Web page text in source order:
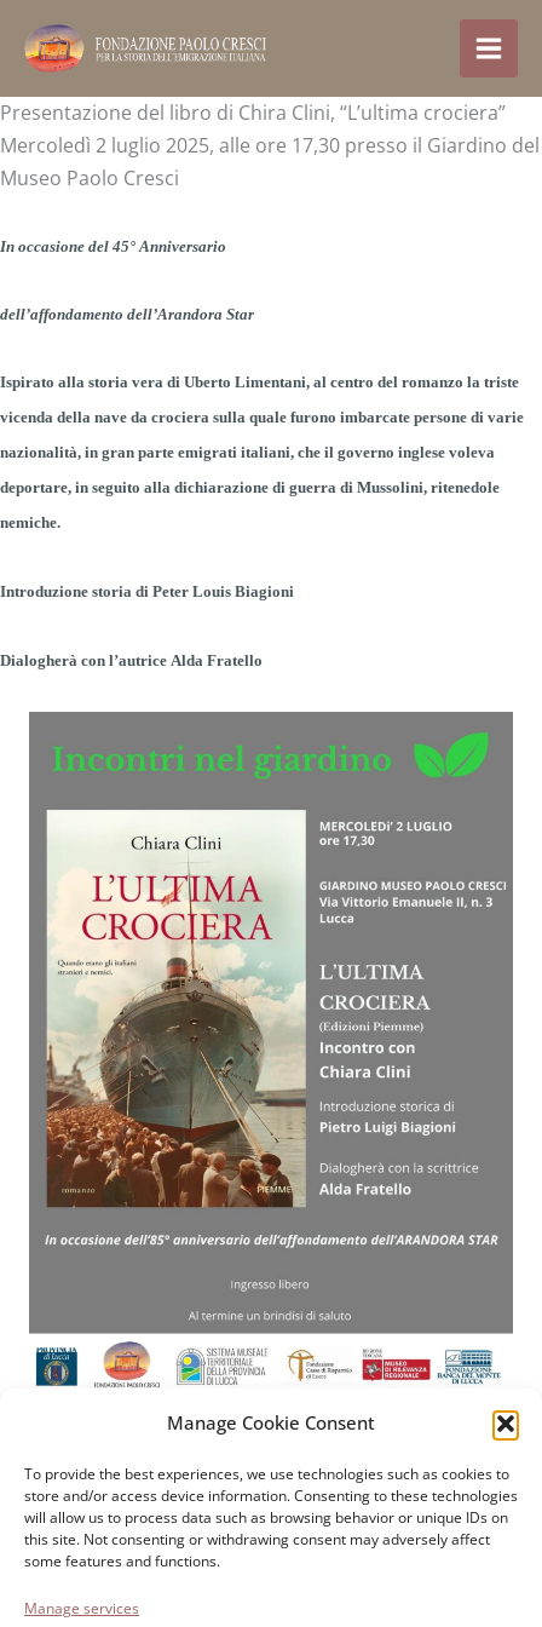
Manage Cookie Consent
To provide the best experiences, we use technologies such as cookies to
store and/or access device information. Consenting to these technologies
will allow us to process data such as browsing behavior or unique IDs on
this site. Not consenting or withdrawing consent may adversely affect
some features and functions.
Manage services
content
Presentazione del libro di Chira Clini, “L’ultima crociera”
Mercoledì 2 luglio 2025, alle ore 17,30 presso il Giardino del
Museo Paolo Cresci
In occasione del 45° Anniversario
dell’affondamento dell’Arandora Star
Ispirato alla storia vera di Uberto Limentani, al centro del romanzo la triste
vicenda della nave da crociera sulla quale furono imbarcate persone di varie
nazionalità, in gran parte emigrati italiani, che il governo inglese voleva
deportare, in seguito alla dichiarazione di guerra di Mussolini, ritenedole
nemiche.
Introduzione storia di Peter Louis Biagioni
Dialogherà con l’autrice Alda Fratello
Paolo Cresci FoundationFor the history of Italian
emigration
Cortile Carrara, 1 - 55100 Lucca
Tel 0583 417483/4; Fax 0583 417770